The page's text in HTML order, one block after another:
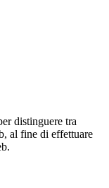
distinguere tra
al fine di effettuare